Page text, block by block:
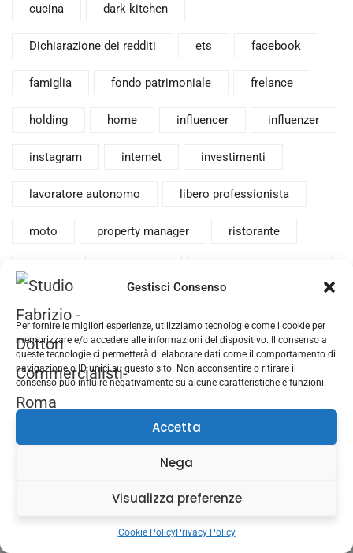
Gestisci Consenso
Per fornire le migliori esperienze, utilizziamo tecnologie come i cookie per
memorizzare e/o accedere alle informazioni del dispositivo. Il consenso a
queste tecnologie ci permetterà di elaborare dati come il comportamento di
navigazione o ID unici su questo sito. Non acconsentire o ritirare il
consenso può influire negativamente su alcune caratteristiche e funzioni.
Accetta
Nega
Visualizza preferenze
Cookie PolicyPrivacy Policy
cucina dark kitchen
Dichiarazione dei redditi ets facebook
famiglia fondo patrimoniale frelance
holding home influencer influenzer
instagram internet investimenti
lavoratore autonomo libero professionista
moto property manager ristorante
sport
TIKTOKER trading online vino